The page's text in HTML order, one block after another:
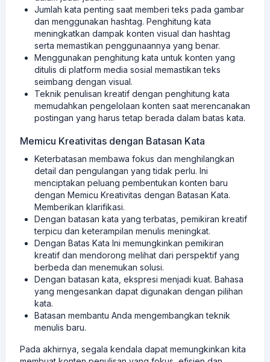
Jumlah kata penting saat memberi teks pada gambar
dan menggunakan hashtag. Penghitung kata
meningkatkan dampak konten visual dan hashtag
serta memastikan penggunaannya yang benar.
Menggunakan penghitung kata untuk konten yang
ditulis di platform media sosial memastikan teks
seimbang dengan visual.
Teknik penulisan kreatif dengan penghitung kata
memudahkan pengelolaan konten saat merencanakan
postingan yang harus tetap berada dalam batas kata.
Memicu Kreativitas dengan Batasan Kata
Keterbatasan membawa fokus dan menghilangkan
detail dan pengulangan yang tidak perlu. Ini
menciptakan peluang pembentukan konten baru
dengan Memicu Kreativitas dengan Batasan Kata.
Memberikan klarifikasi.
Dengan batasan kata yang terbatas, pemikiran kreatif
terpicu dan keterampilan menulis meningkat.
Dengan Batas Kata Ini memungkinkan pemikiran
kreatif dan mendorong melihat dari perspektif yang
berbeda dan menemukan solusi.
Dengan batasan kata, ekspresi menjadi kuat. Bahasa
yang mengesankan dapat digunakan dengan pilihan
kata.
Batasan membantu Anda mengembangkan teknik
menulis baru.
Pada akhirnya, segala kendala dapat memungkinkan kita